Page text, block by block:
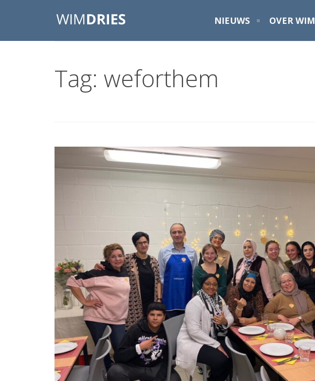
NIEUWS OVER WIM
Tag: weforthem